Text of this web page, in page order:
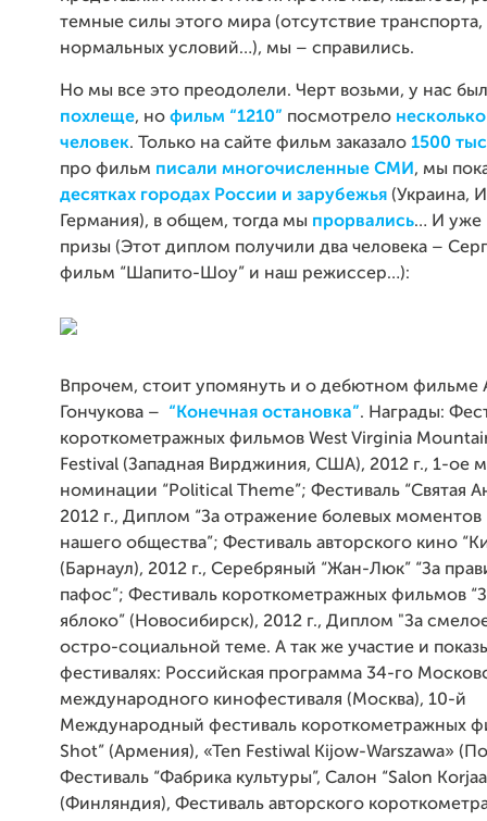
темные силы этого мира (отсутствие транспорта,
нормальных условий…), мы – справились.
Но мы все это преодолели. Черт возьми, у нас был
похлеще, но фильм “1210” посмотрело
человек. Только на сайте фильм заказало 1500
про фильм писали многочисленные СМИ , мы
десятках городах России и зарубежья (Украина,
Германия), в общем, тогда мы прорвались… И уже
призы (Этот диплом получили два человека –
фильм “Шапито-Шоу” и наш режиссер…):
Впрочем, стоит упомянуть и о дебютном фильме
Гончукова – “Конечная остановка”. Награды:
короткометражных фильмов West Virginia
Festival (Западная Вирджиния, США), 2012 г., 1-ое
номинации “Political Theme”; Фестиваль “Святая
2012 г., Диплом “За отражение болевых моментов
нашего общества”; Фестиваль авторского кино
(Барнаул), 2012 г., Серебряный “Жан-Люк” “За
пафос”; Фестиваль короткометражных фильмов
яблоко” (Новосибирск), 2012 г., Диплом "За
остро-социальной теме. А так же участие и
фестивалях: Российская программа 34-го
международного кинофестиваля (Москва), 10-й
Международный фестиваль короткометражных
Shot” (Армения), «Ten Festiwal Kijow-Warszawa»
Фестиваль “Фабрика культуры”, Салон “Salon
(Финляндия), Фестиваль авторского